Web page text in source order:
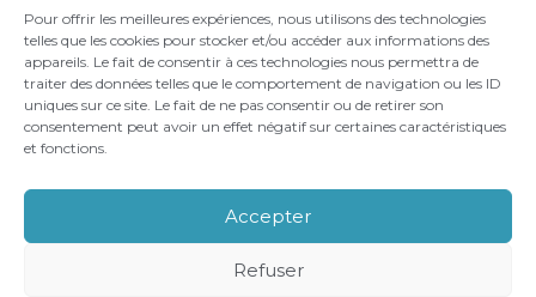
Pour offrir les meilleures expériences, nous utilisons des technologies
telles que les cookies pour stocker et/ou accéder aux informations des
appareils. Le fait de consentir à ces technologies nous permettra de
traiter des données telles que le comportement de navigation ou les ID
uniques sur ce site. Le fait de ne pas consentir ou de retirer son
consentement peut avoir un effet négatif sur certaines caractéristiques
et fonctions.
Accepter
Refuser
FaceBook
TwitterLinkedIn
Principale
NOS ACCOMPAGNEMENTS
CONTACT